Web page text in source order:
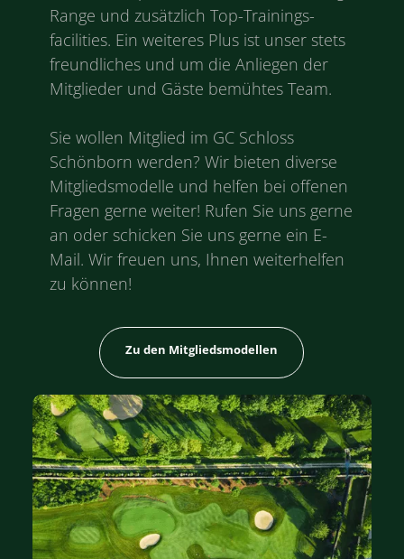
Range und zusätzlich Top-Trainings-
facilities. Ein weiteres Plus ist unser stets
freundliches und um die Anliegen der
Mitglieder und Gäste bemühtes Team.
Sie wollen Mitglied im GC Schloss
Schönborn werden? Wir bieten diverse
Mitgliedsmodelle und helfen bei offenen
Fragen gerne weiter! Rufen Sie uns gerne
an oder schicken Sie uns gerne ein E-
Mail. Wir freuen uns, Ihnen weiterhelfen
zu können!
Zu den Mitgliedsmodellen